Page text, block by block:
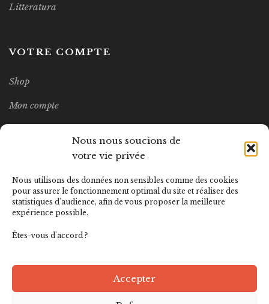
Nous nous soucions de
votre vie privée
Nous utilisons des données non sensibles comme des cookies
pour assurer le fonctionnement optimal du site et réaliser des
statistiques d'audience, afin de vous proposer la meilleure
expérience possible.
Êtes-vous d'accord ?
Accepter
Litteratura
VOTRE COMPTE
Shop
Mon compte
MEILLEURES VENTES
LITTERATURA Nº14
12.00